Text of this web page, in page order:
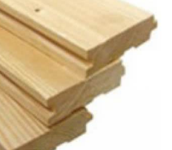
— сливной трап
уклон, можно
основной вариант. Но бетон,
не дерево — под ногами
И поливание кипятком
прибавят. Поэтому такие